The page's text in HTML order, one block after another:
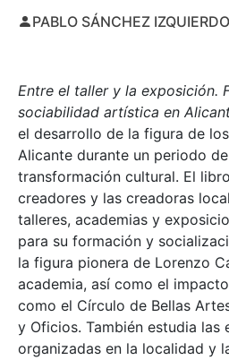
PABLO SÁNCHEZ IZQUIERDO
Entre el taller y la exposición.
sociabilidad artística en
el desarrollo de la figura de
Alicante durante un periodo
transformación cultural. El
creadores y las creadoras
talleres, academias y
para su formación y
la figura pionera de Lorenzo
academia, así como el
como el Círculo de Bellas
y Oficios. También estudia las
organizadas en la localidad y